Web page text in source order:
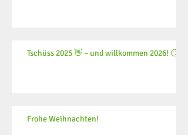
Tschüss 2025 👋 – und willkommen 2026! 😏
Frohe Weihnachten!